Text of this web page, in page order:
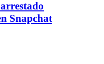
Snapchat